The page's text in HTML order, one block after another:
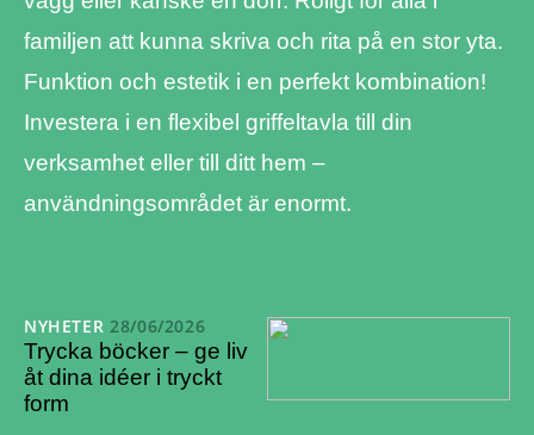
familjen att kunna skriva och rita på en stor yta.
Funktion och estetik i en perfekt kombination!
Investera i en flexibel griffeltavla till din
verksamhet eller till ditt hem –
användningsområdet är enormt.
NYHETER 28/06/2026
Trycka böcker – ge liv
åt dina idéer i tryckt
form